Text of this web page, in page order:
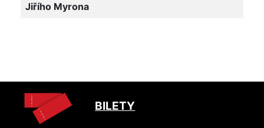
Jiřího Myrona
BILETY